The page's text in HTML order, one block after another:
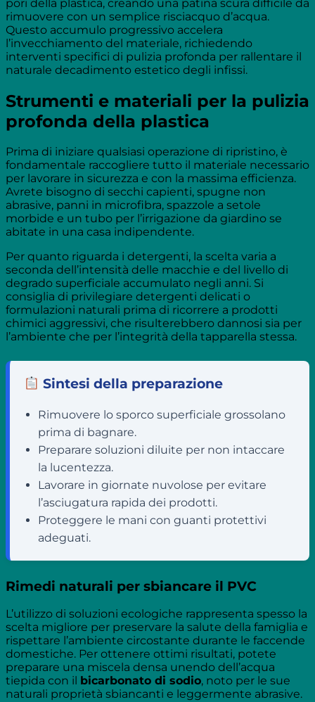
pori della plastica, creando una patina scura difficile da
rimuovere con un semplice risciacquo d’acqua.
Questo accumulo progressivo accelera
l’invecchiamento del materiale, richiedendo
interventi specifici di pulizia profonda per rallentare il
naturale decadimento estetico degli infissi.
Strumenti e materiali per la pulizia
profonda della plastica
Prima di iniziare qualsiasi operazione di ripristino, è
fondamentale raccogliere tutto il materiale necessario
per lavorare in sicurezza e con la massima efficienza.
Avrete bisogno di secchi capienti, spugne non
abrasive, panni in microfibra, spazzole a setole
morbide e un tubo per l’irrigazione da giardino se
abitate in una casa indipendente.
Per quanto riguarda i detergenti, la scelta varia a
seconda dell’intensità delle macchie e del livello di
degrado superficiale accumulato negli anni. Si
consiglia di privilegiare detergenti delicati o
formulazioni naturali prima di ricorrere a prodotti
chimici aggressivi, che risulterebbero dannosi sia per
l’ambiente che per l’integrità della tapparella stessa.
Sintesi della preparazione
Rimuovere lo sporco superficiale grossolano
prima di bagnare.
Preparare soluzioni diluite per non intaccare
la lucentezza.
Lavorare in giornate nuvolose per evitare
l’asciugatura rapida dei prodotti.
Proteggere le mani con guanti protettivi
adeguati.
Rimedi naturali per sbiancare il PVC
L’utilizzo di soluzioni ecologiche rappresenta spesso la
scelta migliore per preservare la salute della famiglia e
rispettare l’ambiente circostante durante le faccende
domestiche. Per ottenere ottimi risultati, potete
preparare una miscela densa unendo dell’acqua
tiepida con il
bicarbonato di sodio, noto per le sue
naturali proprietà sbiancanti e leggermente abrasive.